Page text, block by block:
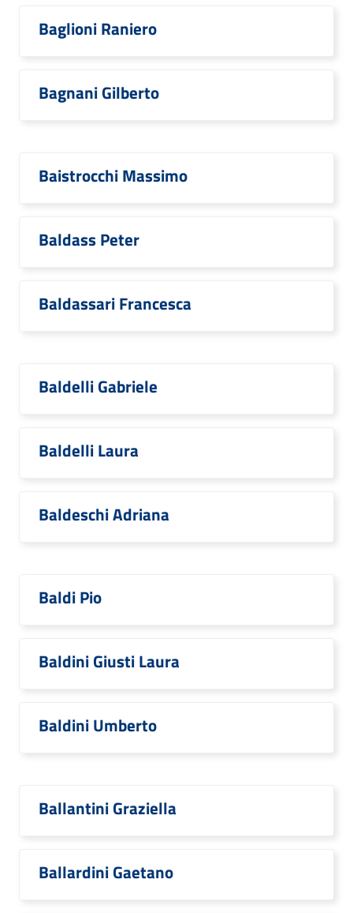
Baglioni Raniero
Bagnani Gilberto
Baistrocchi Massimo
Baldass Peter
Baldassari Francesca
Baldelli Gabriele
Baldelli Laura
Baldeschi Adriana
Baldi Pio
Baldini Giusti Laura
Baldini Umberto
Ballantini Graziella
Ballardini Gaetano